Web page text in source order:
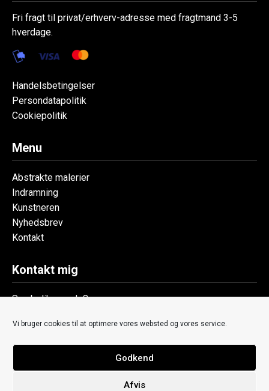
Vi bruger cookies til at optimere vores websted og vores service.
Godkend
Afvis
Fri fragt til privat/erhverv-adresse med fragtmand 3-5
hverdage.
Handelsbetingelser
Persondatapolitik
Cookiepolitik
Menu
Abstrakte malerier
Indramning
Kunstneren
Nyhedsbrev
Kontakt
Kontakt mig
Symbolik v. code8
thomas@symbolik.dk
Ny Gothersgade 9
Denmark